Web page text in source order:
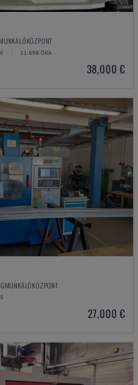
11.898 ÓRA
38,000 €
27,000 €